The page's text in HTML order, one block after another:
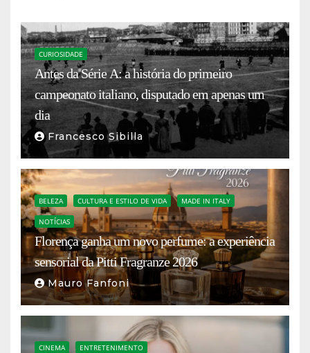
CURIOSIDADE
Antes da Série A: a história do primeiro
campeonato italiano, disputado em apenas um
dia
Francesco Sibilla
BELEZA CULTURA E ESTILO DE VIDA MADE IN ITALY
NOTÍCIAS
Florença ganha um novo perfume: a experiência
sensorial da Pitti Fragranze 2026
Mauro Fanfoni
CINEMA ENTRETENIMENTO